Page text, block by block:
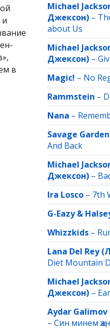
и
в
Michael
Джексон) –
about Us
Michael
Джексон) –
Magic! – No
Rammstein –
Nana –
Savage Garden
And Back
Michael
Джексон) –
Ira Losco – 7th
G-Eazy &
Whizzkids –
Lana Del Rey
Diet Mountain
Michael
Джексон) –
Aydar
– Син минем